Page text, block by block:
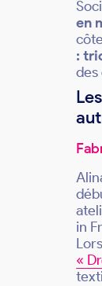
en
:
des
in
«